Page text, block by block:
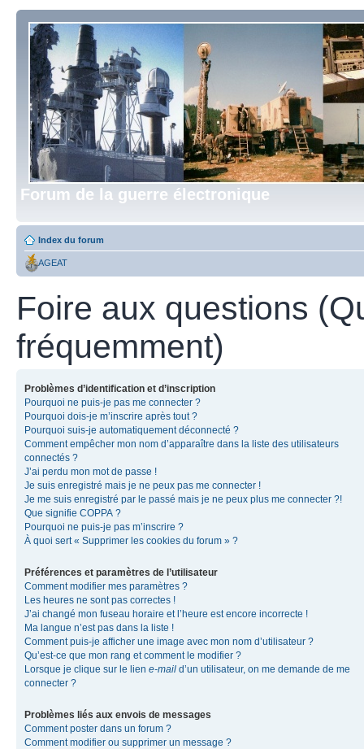
Forum de la guerre électronique
Index du forum
AGEAT
Foire aux questions
fréquemment)
Problèmes d’identification et d’inscription
Pourquoi ne puis-je pas me connecter ?
Pourquoi dois-je m’inscrire après tout ?
Pourquoi suis-je automatiquement déconnecté ?
Comment empêcher mon nom d’apparaître dans la liste des utilisateurs
connectés ?
J’ai perdu mon mot de passe !
Je suis enregistré mais je ne peux pas me connecter !
Je me suis enregistré par le passé mais je ne peux plus me connecter ?!
Que signifie COPPA ?
Pourquoi ne puis-je pas m’inscrire ?
À quoi sert « Supprimer les cookies du forum » ?
Préférences et paramètres de l’utilisateur
Comment modifier mes paramètres ?
Les heures ne sont pas correctes !
J’ai changé mon fuseau horaire et l’heure est encore incorrecte !
Ma langue n’est pas dans la liste !
Comment puis-je afficher une image avec mon nom d’utilisateur ?
Qu’est-ce que mon rang et comment le modifier ?
Lorsque je clique sur le lien e-mail d’un utilisateur, on me demande de me
connecter ?
Problèmes liés aux envois de messages
Comment poster dans un forum ?
Comment modifier ou supprimer un message ?